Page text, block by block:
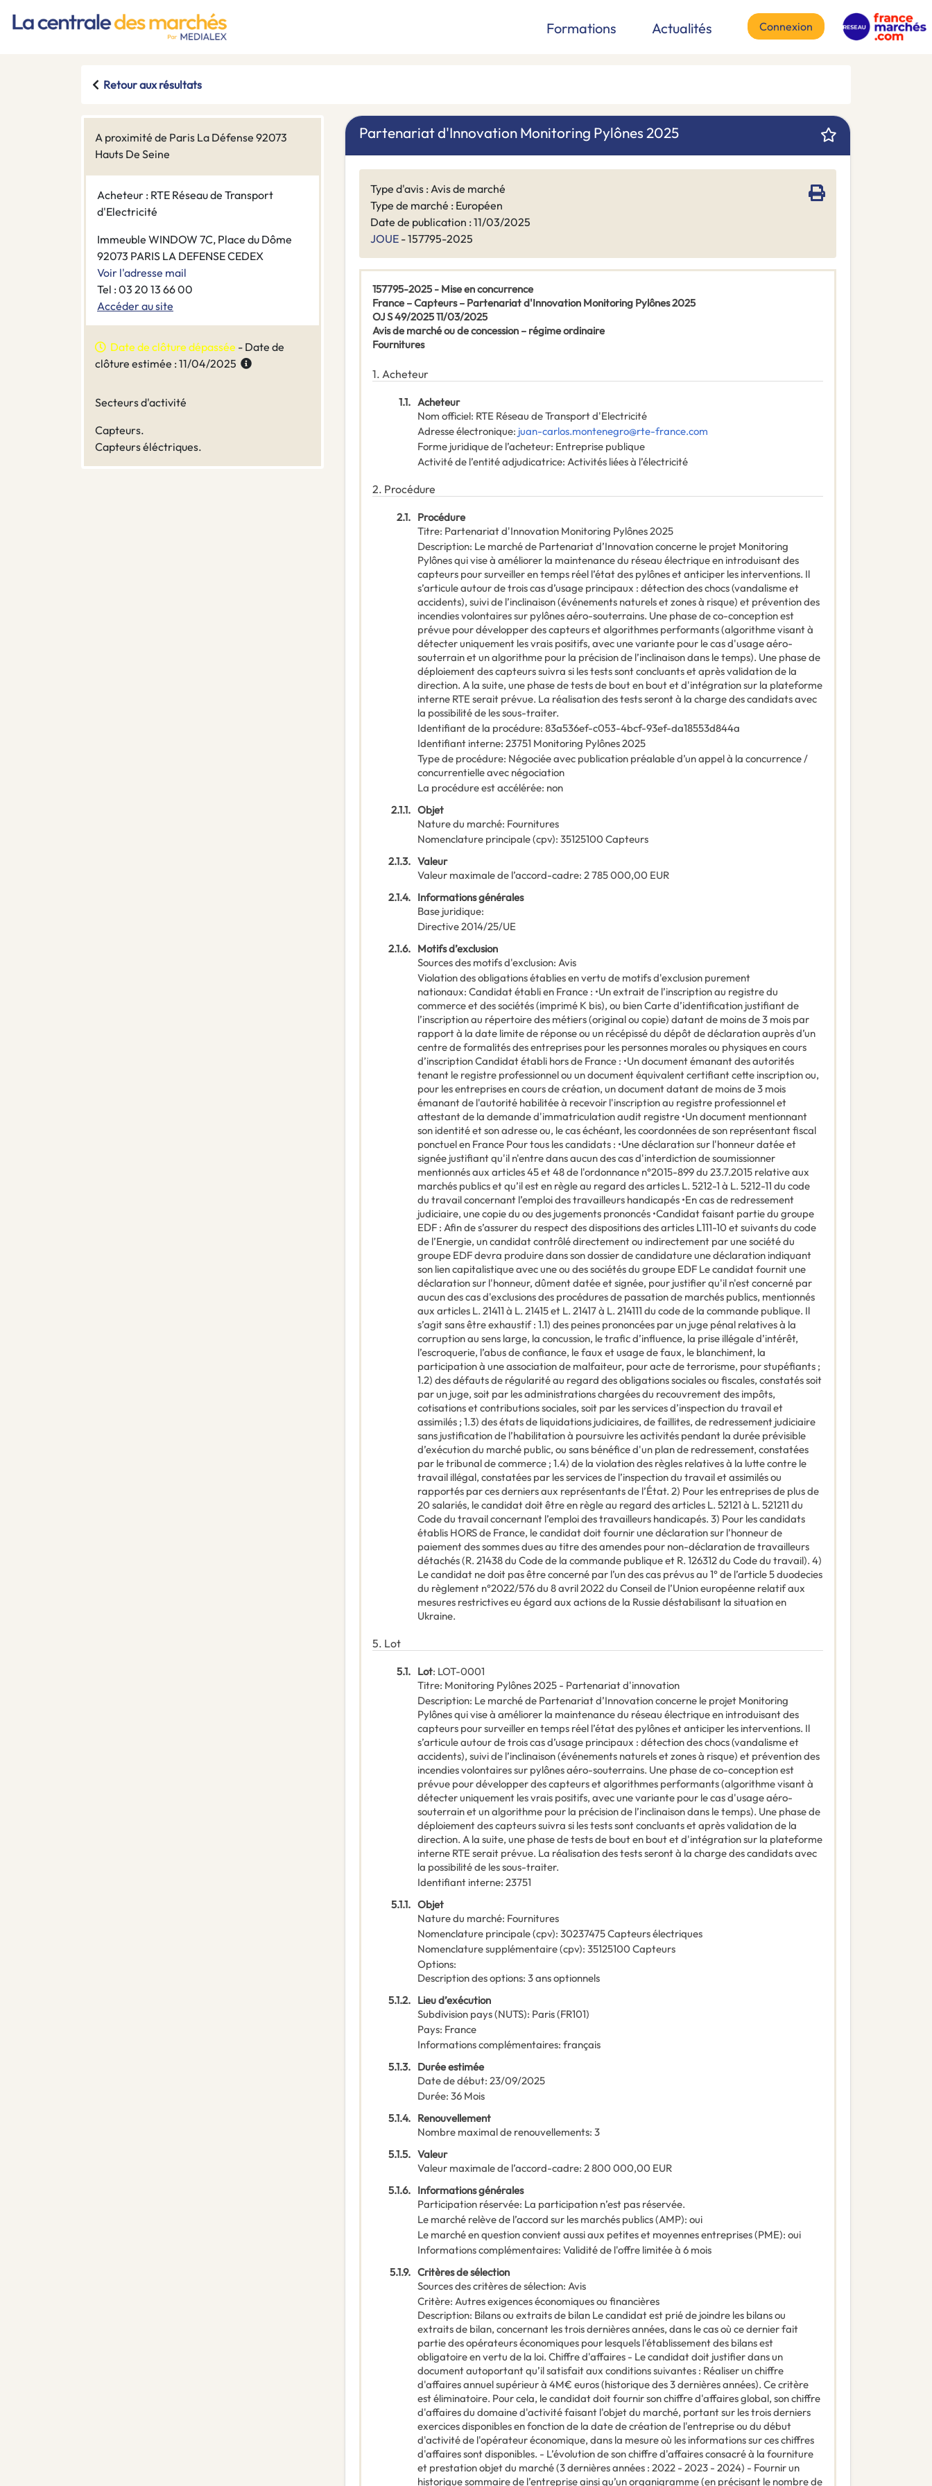
Formations Actualités Connexion
Retour aux résultats
A proximité de Paris La Défense 92073
Hauts De Seine
Acheteur : RTE Réseau de Transport
d'Electricité
Immeuble WINDOW 7C, Place du Dôme
92073 PARIS LA DEFENSE CEDEX
Voir l'adresse mail
Tel : 03 20 13 66 00
Accéder au site
Date de clôture dépassée - Date de
clôture estimée : 11/04/2025
Secteurs d'activité
Capteurs.
Capteurs éléctriques.
Partenariat d'Innovation Monitoring Pylônes 2025
Type d'avis : Avis de marché
Type de marché : Européen
Date de publication : 11/03/2025
JOUE - 157795-2025
157795-2025 - Mise en concurrence
France – Capteurs – Partenariat d'Innovation Monitoring Pylônes 2025
OJ S 49/2025 11/03/2025
Avis de marché ou de concession – régime ordinaire
Fournitures
1. Acheteur
1.1. Acheteur
Nom officiel: RTE Réseau de Transport d'Electricité
Adresse électronique: juan-carlos.montenegro@rte-france.com
Forme juridique de l’acheteur: Entreprise publique
Activité de l’entité adjudicatrice: Activités liées à l’électricité
2. Procédure
2.1. Procédure
Titre: Partenariat d'Innovation Monitoring Pylônes 2025
Description: Le marché de Partenariat d’Innovation concerne le projet Monitoring
Pylônes qui vise à améliorer la maintenance du réseau électrique en introduisant des
capteurs pour surveiller en temps réel l’état des pylônes et anticiper les interventions. Il
s’articule autour de trois cas d’usage principaux : détection des chocs (vandalisme et
accidents), suivi de l’inclinaison (événements naturels et zones à risque) et prévention des
incendies volontaires sur pylônes aéro-souterrains. Une phase de co-conception est
prévue pour développer des capteurs et algorithmes performants (algorithme visant à
détecter uniquement les vrais positifs, avec une variante pour le cas d'usage aéro-
souterrain et un algorithme pour la précision de l’inclinaison dans le temps). Une phase de
déploiement des capteurs suivra si les tests sont concluants et après validation de la
direction. A la suite, une phase de tests de bout en bout et d'intégration sur la plateforme
interne RTE serait prévue. La réalisation des tests seront à la charge des candidats avec
la possibilité de les sous-traiter.
Identifiant de la procédure: 83a536ef-c053-4bcf-93ef-da18553d844a
Identifiant interne: 23751 Monitoring Pylônes 2025
Type de procédure: Négociée avec publication préalable d’un appel à la concurrence /
concurrentielle avec négociation
La procédure est accélérée: non
2.1.1. Objet
Nature du marché: Fournitures
Nomenclature principale(cpv): 35125100 Capteurs
2.1.3. Valeur
Valeur maximale de l’accord-cadre: 2 785 000,00 EUR
2.1.4. Informations générales
Base juridique:
Directive 2014/25/UE
2.1.6. Motifs d’exclusion
Sources des motifs d'exclusion: Avis
Violation des obligations établies en vertu de motifs d'exclusion purement
nationaux: Candidat établi en France : •Un extrait de l’inscription au registre du
commerce et des sociétés (imprimé K bis), ou bien Carte d’identification justifiant de
l’inscription au répertoire des métiers (original ou copie) datant de moins de 3 mois par
rapport à la date limite de réponse ou un récépissé du dépôt de déclaration auprès d’un
centre de formalités des entreprises pour les personnes morales ou physiques en cours
d’inscription Candidat établi hors de France : •Un document émanant des autorités
tenant le registre professionnel ou un document équivalent certifiant cette inscription ou,
pour les entreprises en cours de création, un document datant de moins de 3 mois
émanant de l'autorité habilitée à recevoir l'inscription au registre professionnel et
attestant de la demande d'immatriculation audit registre •Un document mentionnant
son identité et son adresse ou, le cas échéant, les coordonnées de son représentant fiscal
ponctuel en France Pour tous les candidats : •Une déclaration sur l'honneur datée et
signée justifiant qu'il n'entre dans aucun des cas d'interdiction de soumissionner
mentionnés aux articles 45 et 48 de l'ordonnance n°2015-899 du 23.7.2015 relative aux
marchés publics et qu’il est en règle au regard des articles L. 5212-1 à L. 5212-11 du code
du travail concernant l’emploi des travailleurs handicapés •En cas de redressement
judiciaire, une copie du ou des jugements prononcés •Candidat faisant partie du groupe
EDF : Afin de s’assurer du respect des dispositions des articles L111-10 et suivants du code
de l’Energie, un candidat contrôlé directement ou indirectement par une société du
groupe EDF devra produire dans son dossier de candidature une déclaration indiquant
son lien capitalistique avec une ou des sociétés du groupe EDF Le candidat fournit une
déclaration sur l'honneur, dûment datée et signée, pour justifier qu'il n'est concerné par
aucun des cas d'exclusions des procédures de passation de marchés publics, mentionnés
aux articles L. 21411 à L. 21415 et L. 21417 à L. 214111 du code de la commande publique. Il
s’agit sans être exhaustif : 1.1) des peines prononcées par un juge pénal relatives à la
corruption au sens large, la concussion, le trafic d’influence, la prise illégale d’intérêt,
l’escroquerie, l’abus de confiance, le faux et usage de faux, le blanchiment, la
participation à une association de malfaiteur, pour acte de terrorisme, pour stupéfiants ;
1.2) des défauts de régularité au regard des obligations sociales ou fiscales, constatés soit
par un juge, soit par les administrations chargées du recouvrement des impôts,
cotisations et contributions sociales, soit par les services d’inspection du travail et
assimilés ; 1.3) des états de liquidations judiciaires, de faillites, de redressement judiciaire
sans justification de l’habilitation à poursuivre les activités pendant la durée prévisible
d’exécution du marché public, ou sans bénéfice d'un plan de redressement, constatées
par le tribunal de commerce ; 1.4) de la violation des règles relatives à la lutte contre le
travail illégal, constatées par les services de l’inspection du travail et assimilés ou
rapportés par ces derniers aux représentants de l’État. 2) Pour les entreprises de plus de
20 salariés, le candidat doit être en règle au regard des articles L. 52121 à L. 521211 du
Code du travail concernant l’emploi des travailleurs handicapés. 3) Pour les candidats
établis HORS de France, le candidat doit fournir une déclaration sur l’honneur de
paiement des sommes dues au titre des amendes pour non-déclaration de travailleurs
détachés (R. 21438 du Code de la commande publique et R. 126312 du Code du travail). 4)
Le candidat ne doit pas être concerné par l’un des cas prévus au 1° de l’article 5 duodecies
du règlement n°2022/576 du 8 avril 2022 du Conseil de l’Union européenne relatif aux
mesures restrictives eu égard aux actions de la Russie déstabilisant la situation en
Ukraine.
5. Lot
5.1. Lot: LOT-0001
Titre: Monitoring Pylônes 2025 - Partenariat d'innovation
Description: Le marché de Partenariat d’Innovation concerne le projet Monitoring
Pylônes qui vise à améliorer la maintenance du réseau électrique en introduisant des
capteurs pour surveiller en temps réel l’état des pylônes et anticiper les interventions. Il
s’articule autour de trois cas d’usage principaux : détection des chocs (vandalisme et
accidents), suivi de l’inclinaison (événements naturels et zones à risque) et prévention des
incendies volontaires sur pylônes aéro-souterrains. Une phase de co-conception est
prévue pour développer des capteurs et algorithmes performants (algorithme visant à
détecter uniquement les vrais positifs, avec une variante pour le cas d'usage aéro-
souterrain et un algorithme pour la précision de l’inclinaison dans le temps). Une phase de
déploiement des capteurs suivra si les tests sont concluants et après validation de la
direction. A la suite, une phase de tests de bout en bout et d'intégration sur la plateforme
interne RTE serait prévue. La réalisation des tests seront à la charge des candidats avec
la possibilité de les sous-traiter.
Identifiant interne: 23751
5.1.1. Objet
Nature du marché: Fournitures
Nomenclature principale(cpv): 30237475Capteurs électriques
Nomenclature supplémentaire(cpv): 35125100 Capteurs
Options:
Description des options: 3 ans optionnels
5.1.2. Lieu d’exécution
Subdivision pays (NUTS): Paris(FR101)
Pays: France
Informations complémentaires: français
5.1.3. Durée estimée
Date de début: 23/09/2025
Durée: 36 Mois
5.1.4. Renouvellement
Nombre maximal de renouvellements: 3
5.1.5. Valeur
Valeur maximale de l’accord-cadre: 2 800 000,00 EUR
5.1.6. Informations générales
Participation réservée: La participation n’est pas réservée.
Le marché relève de l’accord sur les marchés publics (AMP): oui
Le marché en question convient aussi aux petites et moyennes entreprises (PME): oui
Informations complémentaires: Validité de l'offre limitée à 6 mois
5.1.9. Critères de sélection
Sources des critères de sélection: Avis
Critère: Autres exigences économiques ou financières
Description: Bilans ou extraits de bilan Le candidat est prié de joindre les bilans ou
extraits de bilan, concernant les trois dernières années, dans le cas où ce dernier fait
partie des opérateurs économiques pour lesquels l'établissement des bilans est
obligatoire en vertu de la loi. Chiffre d'affaires - Le candidat doit justifier dans un
document autoportant qu’il satisfait aux conditions suivantes : Réaliser un chiffre
d'affaires annuel supérieur à 4M€ euros (historique des 3 dernières années). Ce critère
est éliminatoire. Pour cela, le candidat doit fournir son chiffre d'affaires global, son chiffre
d'affaires du domaine d'activité faisant l'objet du marché, portant sur les trois derniers
exercices disponibles en fonction de la date de création de l'entreprise ou du début
d'activité de l'opérateur économique, dans la mesure où les informations sur ces chiffres
d'affaires sont disponibles. - L’évolution de son chiffre d'affaires consacré à la fourniture
et prestation objet du marché (3 dernières années : 2022 - 2023 - 2024) - Fournir un
historique sommaire de l’entreprise ainsi qu’un organigramme (en précisant le nombre de